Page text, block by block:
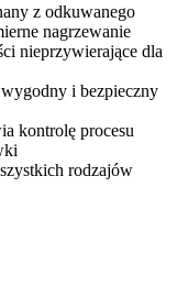
z odkuwanego
nagrzewanie
nieprzywierające dla
i bezpieczny
kontrolę procesu
rodzajów